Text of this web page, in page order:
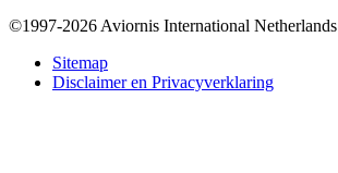
Bottom
©1997-2026 Aviornis International Netherlands
Sitemap
Disclaimer en Privacyverklaring